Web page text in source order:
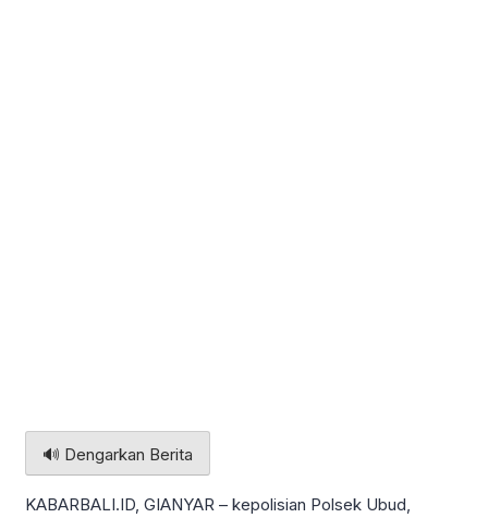
🔊 Dengarkan Berita
KABARBALI.ID, GIANYAR – kepolisian Polsek Ubud,